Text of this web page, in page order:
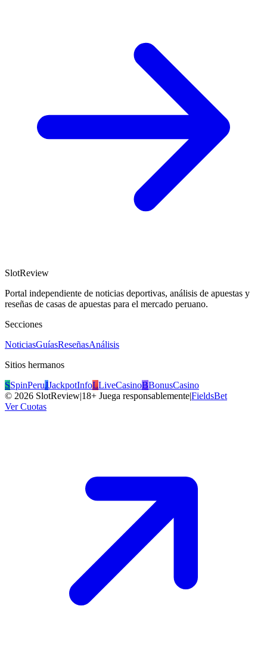
SlotReview
Portal independiente de noticias deportivas, análisis de apuestas y
reseñas de casas de apuestas para el mercado peruano.
Secciones
NoticiasGuíasReseñasAnálisis
Sitios hermanos
SSpinPeruJJackpotInfoLLiveCasinoBBonusCasino
© 2026 SlotReview|18+ Juega responsablemente|FieldsBet
Ver Cuotas